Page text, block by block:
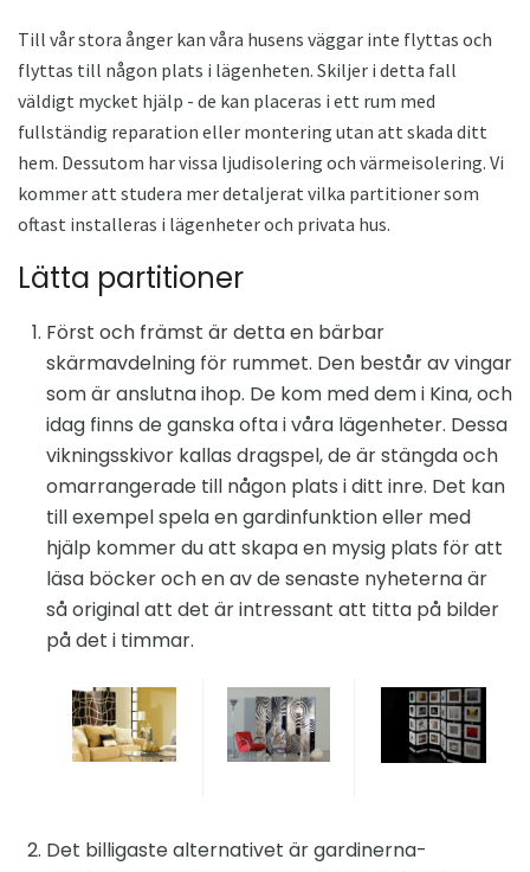
Till vår stora ånger kan våra husens väggar inte flyttas och
flyttas till någon plats i lägenheten. Skiljer i detta fall
väldigt mycket hjälp - de kan placeras i ett rum med
fullständig reparation eller montering utan att skada ditt
hem. Dessutom har vissa ljudisolering och värmeisolering. Vi
kommer att studera mer detaljerat vilka partitioner som
oftast installeras i lägenheter och privata hus.
Lätta partitioner
Först och främst är detta en bärbar
skärmavdelning för rummet. Den består av vingar
som är anslutna ihop. De kom med dem i Kina, och
idag finns de ganska ofta i våra lägenheter. Dessa
vikningsskivor kallas dragspel, de är stängda och
omarrangerade till någon plats i ditt inre. Det kan
till exempel spela en gardinfunktion eller med
hjälp kommer du att skapa en mysig plats för att
läsa böcker och en av de senaste nyheterna är
så original att det är intressant att titta på bilder
på det i timmar.
Det billigaste alternativet är gardinerna-